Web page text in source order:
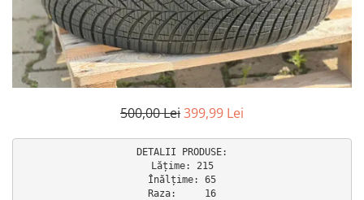
500,00 Lei399,99 Lei
DETALII PRODUSE:
Lățime: 215
Înălțime: 65
Raza:     16